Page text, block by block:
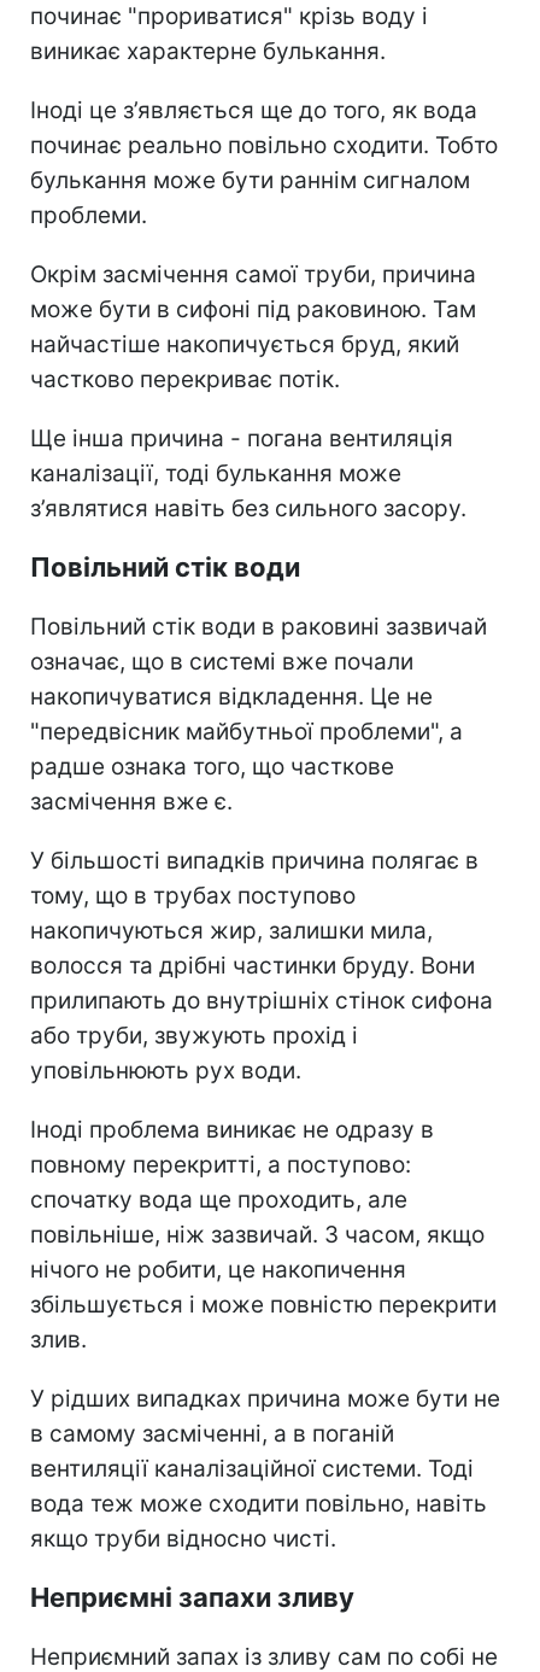
починає "прориватися" крізь воду і
виникає характерне булькання.
Іноді це з’являється ще до того, як вода
починає реально повільно сходити. Тобто
булькання може бути раннім сигналом
проблеми.
Окрім засмічення самої труби, причина
може бути в сифоні під раковиною. Там
найчастіше накопичується бруд, який
частково перекриває потік.
Ще інша причина - погана вентиляція
каналізації, тоді булькання може
з’являтися навіть без сильного засору.
Повільний стік води
Повільний стік води в раковині зазвичай
означає, що в системі вже почали
накопичуватися відкладення. Це не
"передвісник майбутньої проблеми", а
радше ознака того, що часткове
засмічення вже є.
У більшості випадків причина полягає в
тому, що в трубах поступово
накопичуються жир, залишки мила,
волосся та дрібні частинки бруду. Вони
прилипають до внутрішніх стінок сифона
або труби, звужують прохід і
уповільнюють рух води.
Іноді проблема виникає не одразу в
повному перекритті, а поступово:
спочатку вода ще проходить, але
повільніше, ніж зазвичай. З часом, якщо
нічого не робити, це накопичення
збільшується і може повністю перекрити
злив.
У рідших випадках причина може бути не
в самому засміченні, а в поганій
вентиляції каналізаційної системи. Тоді
вода теж може сходити повільно, навіть
якщо труби відносно чисті.
Неприємні запахи зливу
Неприємний запах із зливу сам по собі не